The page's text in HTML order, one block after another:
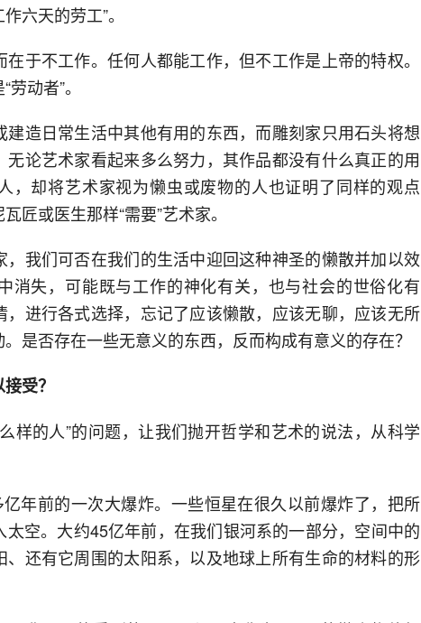
六天的劳工”。
于不工作。任何人都能工作，但不工作是上帝的特权。
动者”。
造日常生活中其他有用的东西，而雕刻家只用石头将想
论艺术家看起来多么努力，其作品都没有什么真正的用
，却将艺术家视为懒虫或废物的人也证明了同样的观点
或医生那样“需要”艺术家。
，我们可否在我们的生活中迎回这种神圣的懒散并加以效
消失，可能既与工作的神化有关，也与社会的世俗化有
，进行各式选择，忘记了应该懒散，应该无聊，应该无所
是否存在一些无意义的东西，反而构成有意义的存在？
受？
样的人”的问题，让我们抛开哲学和艺术的说法，从科学
年前的一次大爆炸。一些恒星在很久以前爆炸了，把所
空。大约45亿年前，在我们银河系的一部分，空间中的
还有它周围的太阳系，以及地球上所有生命的材料的形